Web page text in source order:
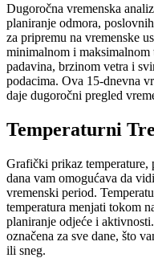
Dugoročna vremenska
planiranje odmora,
za pripremu na vremenske
minimalnom i maksimalnom
padavina, brzinom vetra i
podacima. Ova 15-dnevna
daje dugoročni pregled
Temperaturni
Grafički prikaz temperature,
dana vam omogućava da
vremenski period.
temperatura menjati tokom
planiranje odjeće i
označena za sve dane, što
ili sneg.